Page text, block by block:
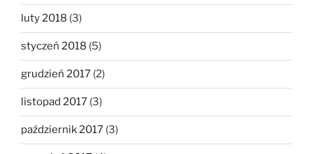
luty 2018 (3)
styczeń 2018 (5)
grudzień 2017 (2)
listopad 2017 (3)
październik 2017 (3)